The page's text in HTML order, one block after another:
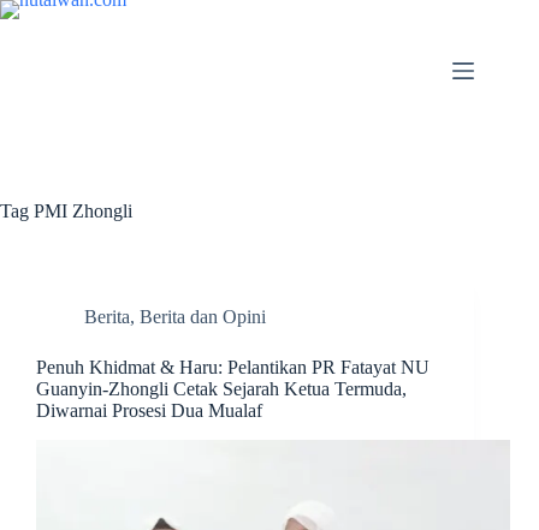
Tag PMI Zhongli
Berita, Berita dan Opini
Penuh Khidmat & Haru: Pelantikan PR Fatayat NU
Guanyin-Zhongli Cetak Sejarah Ketua Termuda,
Diwarnai Prosesi Dua Mualaf